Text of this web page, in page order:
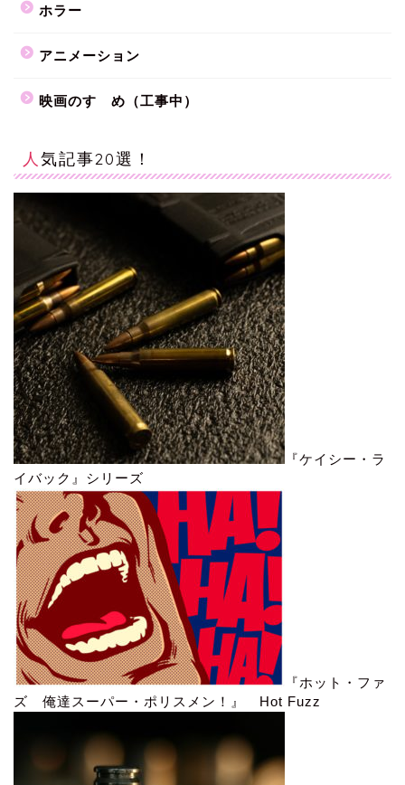
ホラー
アニメーション
映画のすゝめ（工事中）
人気記事20選！
『ケイシー・ラ
イバック』シリーズ
『ホット・ファ
ズ 俺達スーパー・ポリスメン！』 Hot Fuzz